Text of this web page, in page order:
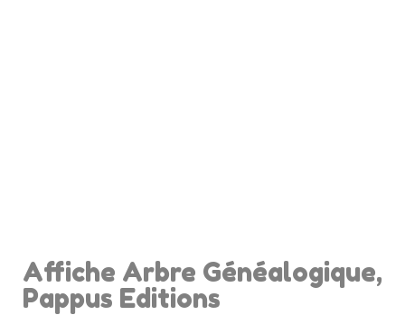
Affiche Arbre Généalogique,
Pappus Editions